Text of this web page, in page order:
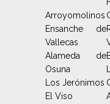
Arroyomolinos
Ensanche de
Vallecas
Alameda de
Osuna
Los Jerónimos
El Viso